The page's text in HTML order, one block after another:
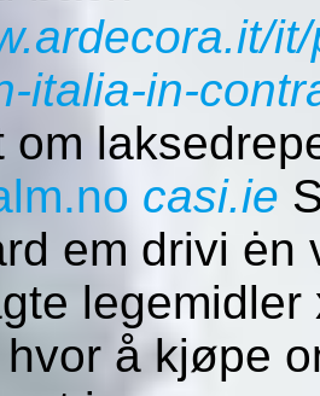
italia-in-
om
casi.ie
em drivi ėn
å kjøpe